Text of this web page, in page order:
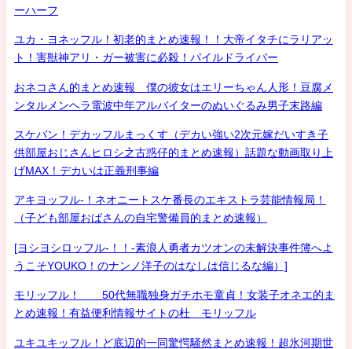
ーハーフ
ユカ・ヨネッフル！初老的まとめ速報！！大帝イタチにラリアッ
ト！害獣神アリ・ガー被害に必殺！パイルドライバー
おネコさん的まとめ速報 僕の彼女はエリーちゃん人形！豆腐メ
ンタルメンヘラ電波中年アルバイターのぬいぐるみ男子末路編
スケバン！デカッフルまっくす（デカい強い2次元嫁だいすき子
供部屋おじさんヒロシ之古惑仔的まとめ速報）話題な動画取り上
げMAX！デカいは正義刑事編
アキヨッフル-！ネオニートスケ番長のエキストラ芸能情報局！
（子ども部屋おばさんの自宅警備員的まとめ速報）
[ヨシヨシロッフル-！！-素浪人勇者カツオンの未解決事件簿へよ
うこそYOUKO！のナンノ洋子のはなしは信じるな編）]
モリッフル！ 50代無職独身ガチホモ童貞！女装子オネエ的ま
とめ速報！有益便利情報サイトの杜 モリッフル
ユキユキッフル！ど底辺的一同驚愕騒然まとめ速報！超氷河期世